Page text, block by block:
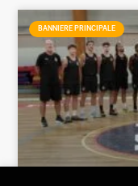
BANNIERE PRINCIPALE